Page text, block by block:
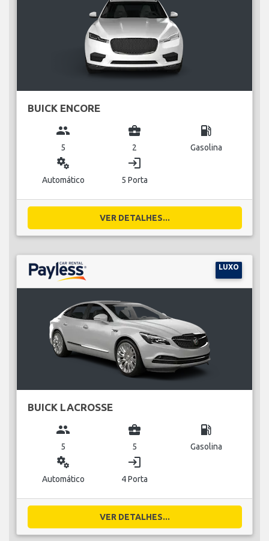
BUICK ENCORE
group
5
business_center
2
local_gas_station
Gasolina
miscellaneous_services
Automático
login
5 Porta
VER DETALHES...
LUXO
BUICK LACROSSE
group
5
business_center
5
local_gas_station
Gasolina
miscellaneous_services
Automático
login
4 Porta
VER DETALHES...